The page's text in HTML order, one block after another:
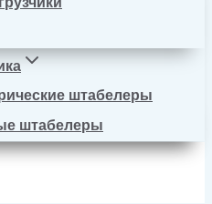
штабелеры
штабелеры